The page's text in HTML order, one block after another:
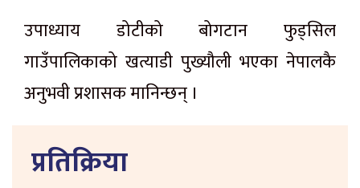
उपाध्याय डोटीको बोगटान फुड्सिल
गाउँपालिकाको खत्याडी पुख्यौली भएका नेपालकै
अनुभवी प्रशासक मानिन्छन् ।
प्रतिक्रिया